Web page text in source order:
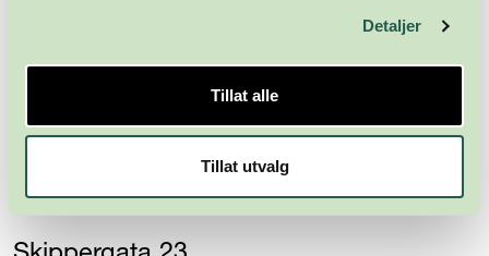
Detaljer
Tillat alle
Tillat utvalg
Næringsforeningen i
Kristiansandsregionen